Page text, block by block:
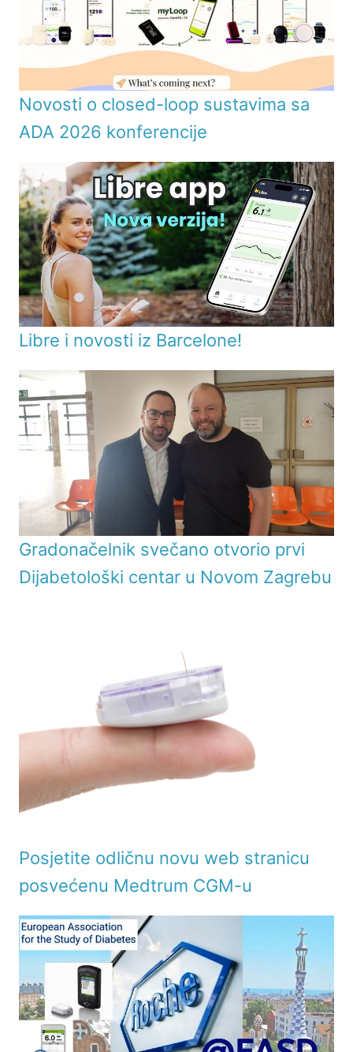
Novosti o closed-loop sustavima sa
ADA 2026 konferencije
Libre i novosti iz Barcelone!
Gradonačelnik svečano otvorio prvi
Dijabetološki centar u Novom Zagrebu
Posjetite odličnu novu web stranicu
posvećenu Medtrum CGM-u